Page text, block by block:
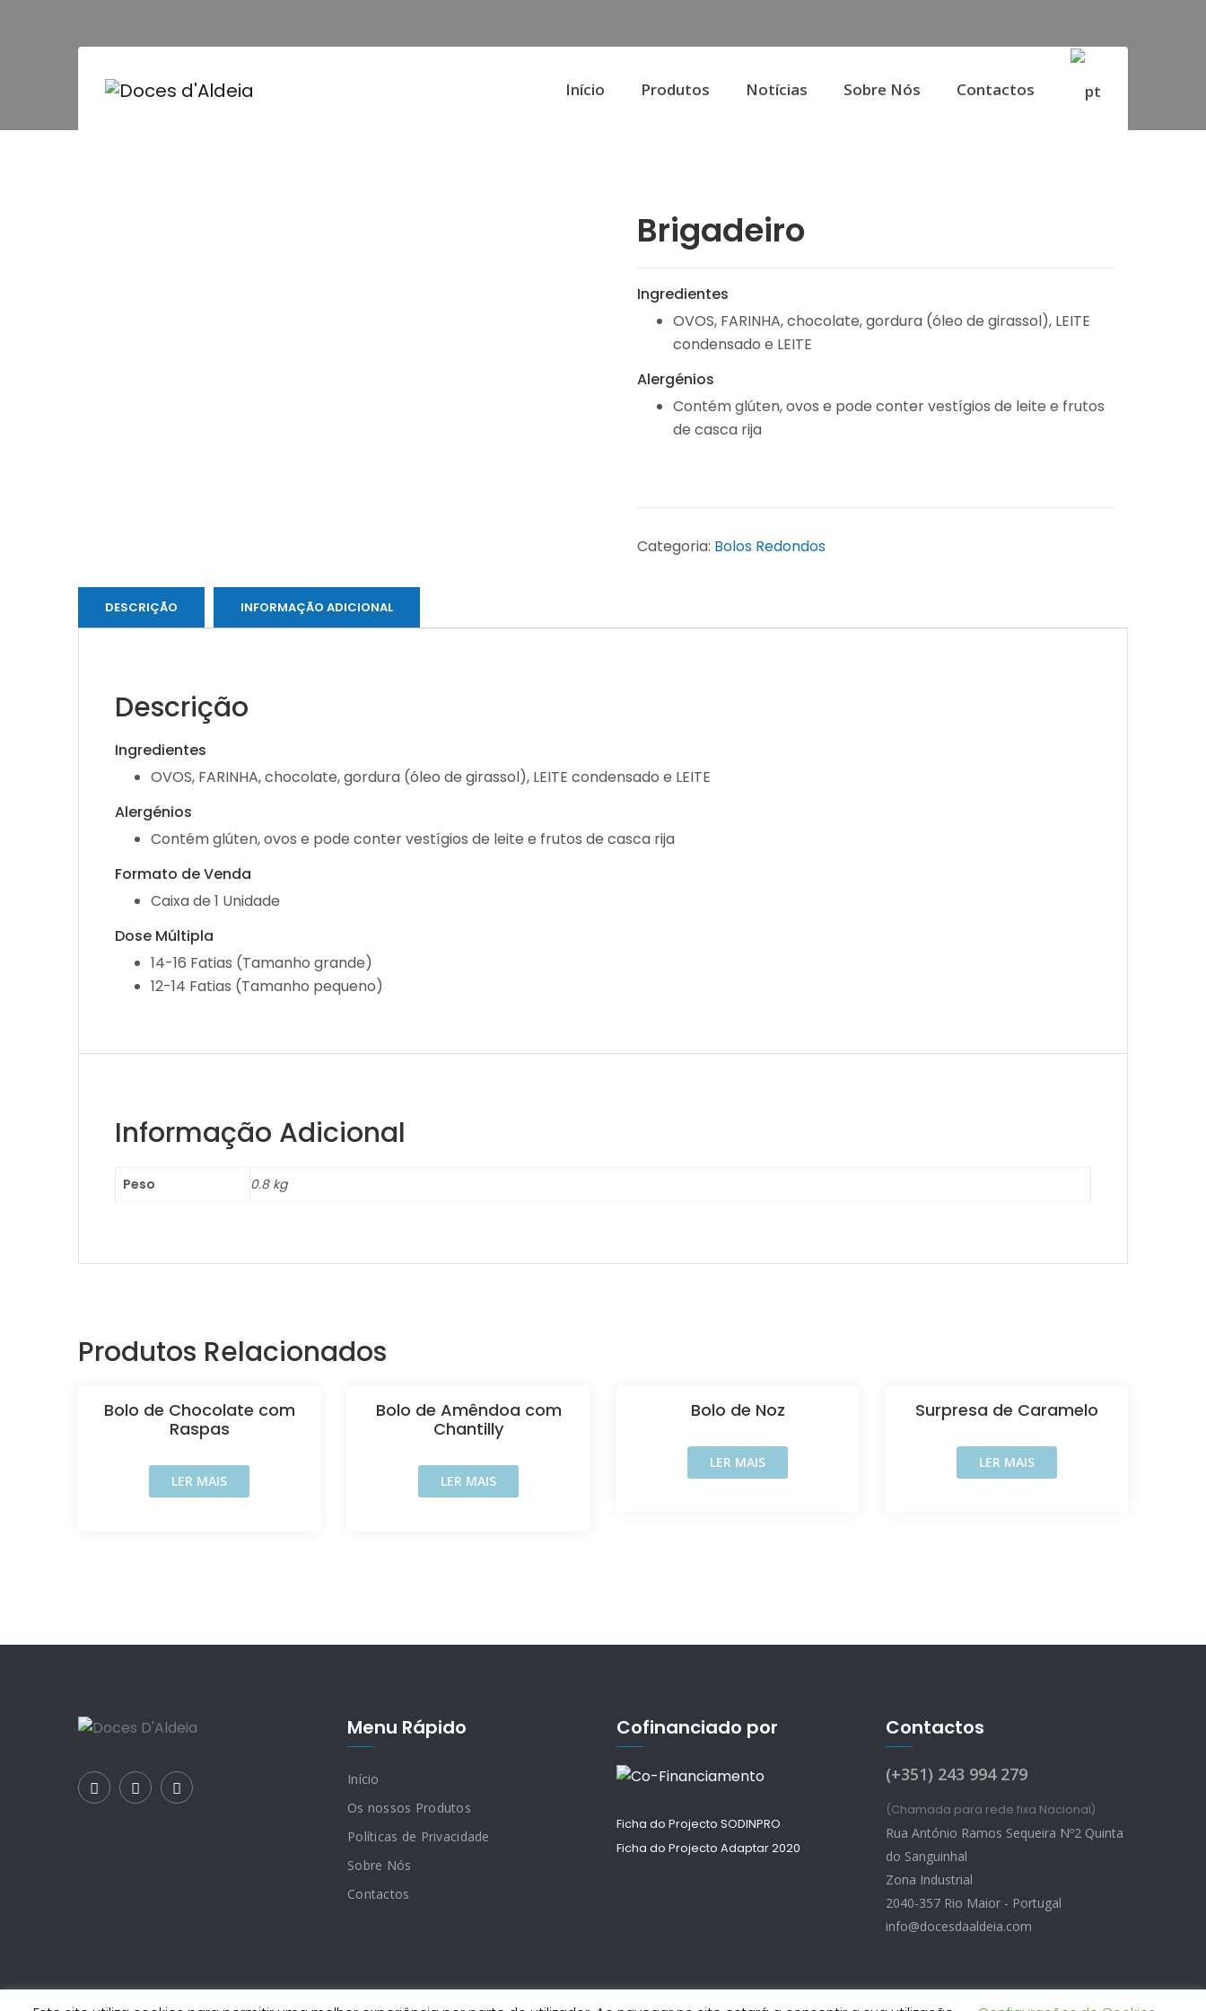
Início Produtos Notícias Sobre Nós Contactos
Brigadeiro
Ingredientes
OVOS, FARINHA, chocolate, gordura (óleo de girassol), LEITE
condensado e LEITE
Alergénios
Contém glúten, ovos e pode conter vestígios de leite e frutos
de casca rija
Categoria: Bolos Redondos
DESCRIÇÃO INFORMAÇÃO ADICIONAL
Descrição
Ingredientes
OVOS, FARINHA, chocolate, gordura (óleo de girassol), LEITE condensado e LEITE
Alergénios
Contém glúten, ovos e pode conter vestígios de leite e frutos de casca rija
Formato de Venda
Caixa de 1 Unidade
Dose Múltipla
14-16 Fatias (Tamanho grande)
12-14 Fatias (Tamanho pequeno)
Informação Adicional
Peso 0.8 kg
Produtos Relacionados
Bolo de Chocolate com
Raspas
LER MAIS
Bolo de Amêndoa com
Chantilly
LER MAIS
Bolo de Noz
LER MAIS
Surpresa de Caramelo
LER MAIS
Menu Rápido
Início
Os nossos Produtos
Políticas de Privacidade
Sobre Nós
Contactos
Cofinanciado por
Ficha do Projecto SODINPRO
Ficha do Projecto Adaptar 2020
Contactos
(+351) 243 994 279
(Chamada para rede fixa Nacional)
Rua António Ramos Sequeira Nº2 Quinta
do Sanguinhal
Zona Industrial
2040-357 Rio Maior - Portugal
info@docesdaaldeia.com